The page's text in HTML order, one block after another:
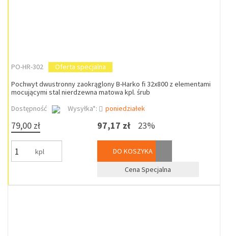
PO-HR-302
Oferta specjalna
Pochwyt dwustronny zaokrąglony B-Harko fi 32x800 z elementami
mocującymi stal nierdzewna matowa kpl. śrub
Dostępność
Wysyłka*: poniedziałek
79,00 zł
kpl
97,17 zł 23%
DO KOSZYKA
Cena Specjalna